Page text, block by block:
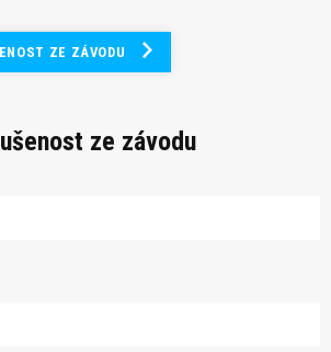
ZE ZÁVODU
ze závodu